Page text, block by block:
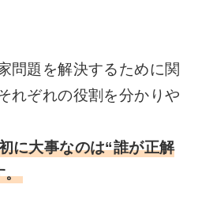
問題を解決するために関
れぞれの役割を分かりや
に大事なのは“誰が正解
。